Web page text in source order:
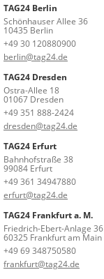
TAG24 Berlin
Schönhauser Allee 36
10435 Berlin
+49 30 120880900
berlin@tag24.de
TAG24 Dresden
Ostra-Allee 18
01067 Dresden
+49 351 888-2424
dresden@tag24.de
TAG24 Erfurt
Bahnhofstraße 38
99084 Erfurt
+49 361 34947880
erfurt@tag24.de
TAG24 Frankfurt a. M.
Friedrich-Ebert-Anlage 36
60325 Frankfurt am Main
+49 69 348750580
frankfurt@tag24.de